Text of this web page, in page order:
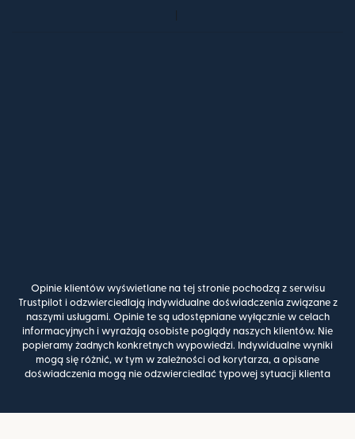
Opinie klientów wyświetlane na tej stronie pochodzą z serwisu
Trustpilot i odzwierciedlają indywidualne doświadczenia związane z
naszymi usługami. Opinie te są udostępniane wyłącznie w celach
informacyjnych i wyrażają osobiste poglądy naszych klientów. Nie
popieramy żadnych konkretnych wypowiedzi. Indywidualne wyniki
mogą się różnić, w tym w zależności od korytarza, a opisane
doświadczenia mogą nie odzwierciedlać typowej sytuacji klienta